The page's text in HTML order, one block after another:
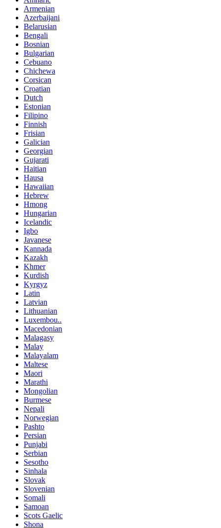
Armenian
Azerbaijani
Belarusian
Bengali
Bosnian
Bulgarian
Cebuano
Chichewa
Corsican
Croatian
Dutch
Estonian
Filipino
Finnish
Frisian
Galician
Georgian
Gujarati
Haitian
Hausa
Hawaiian
Hebrew
Hmong
Hungarian
Icelandic
Igbo
Javanese
Kannada
Kazakh
Khmer
Kurdish
Kyrgyz
Latin
Latvian
Lithuanian
Luxembou..
Macedonian
Malagasy
Malay
Malayalam
Maltese
Maori
Marathi
Mongolian
Burmese
Nepali
Norwegian
Pashto
Persian
Punjabi
Serbian
Sesotho
Sinhala
Slovak
Slovenian
Somali
Samoan
Scots Gaelic
Shona